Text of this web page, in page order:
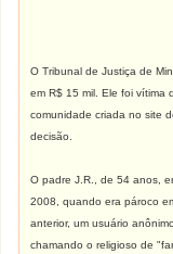
O Tribunal de Justiça de
em R$ 15 mil. Ele foi vítima
comunidade criada no site
decisão.
O padre J.R., de 54 anos,
2008, quando era pároco
anterior, um usuário
chamando o religioso de